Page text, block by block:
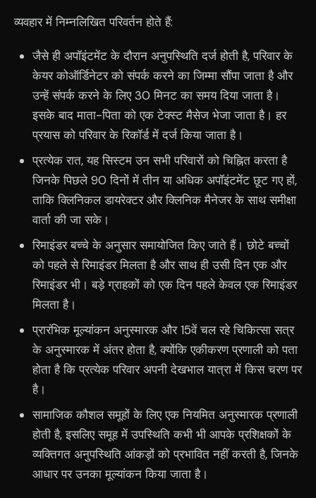
व्यवहार में निम्नलिखित परिवर्तन होते हैं:
जैसे ही अपॉइंटमेंट के दौरान अनुपस्थिति दर्ज होती है, परिवार के
केयर कोऑर्डिनेटर को संपर्क करने का जिम्मा सौंपा जाता है और
उन्हें संपर्क करने के लिए 30 मिनट का समय दिया जाता है।
इसके बाद माता-पिता को एक टेक्स्ट मैसेज भेजा जाता है। हर
प्रयास को परिवार के रिकॉर्ड में दर्ज किया जाता है।
प्रत्येक रात, यह सिस्टम उन सभी परिवारों को चिह्नित करता है
जिनके पिछले 90 दिनों में तीन या अधिक अपॉइंटमेंट छूट गए हों,
ताकि क्लिनिकल डायरेक्टर और क्लिनिक मैनेजर के साथ समीक्षा
वार्ता की जा सके।
रिमाइंडर बच्चे के अनुसार समायोजित किए जाते हैं। छोटे बच्चों
को पहले से रिमाइंडर मिलता है और साथ ही उसी दिन एक और
रिमाइंडर भी। बड़े ग्राहकों को एक दिन पहले केवल एक रिमाइंडर
मिलता है।
प्रारंभिक मूल्यांकन अनुस्मारक और 15वें चल रहे चिकित्सा सत्र
के अनुस्मारक में अंतर होता है, क्योंकि एकीकरण प्रणाली को पता
होता है कि प्रत्येक परिवार अपनी देखभाल यात्रा में किस चरण पर
है।
सामाजिक कौशल समूहों के लिए एक नियमित अनुस्मारक प्रणाली
होती है, इसलिए समूह में उपस्थिति कभी भी आपके प्रशिक्षकों के
व्यक्तिगत अनुपस्थिति आंकड़ों को प्रभावित नहीं करती है, जिनके
आधार पर उनका मूल्यांकन किया जाता है।